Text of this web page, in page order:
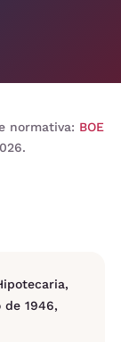
normativa: BOE
1946,